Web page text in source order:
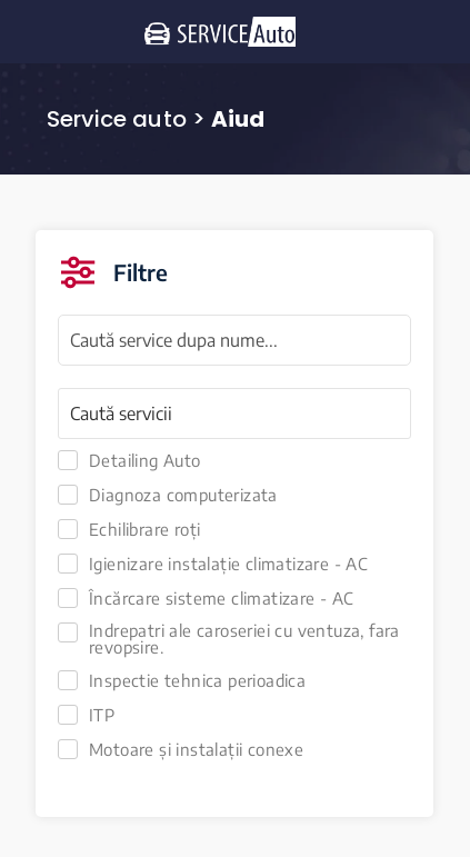
Service auto> Aiud
Filtre
Detailing Auto
Diagnoza computerizata
Echilibrare roți
Igienizare instalație climatizare - AC
Încărcare sisteme climatizare - AC
Indrepatri ale caroseriei cu ventuza, fara
revopsire.
Inspectie tehnica perioadica
ITP
Motoare și instalații conexe